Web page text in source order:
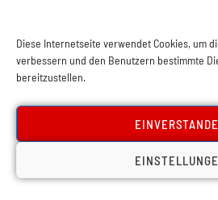
Diese Internetseite verwendet Cookies, um
verbessern und den Benutzern bestimmte
bereitzustellen.
Datenschutz